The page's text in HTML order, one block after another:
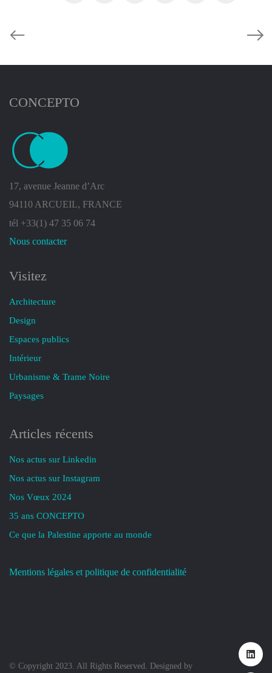
CONCEPTO
17, avenue Jeanne d’Arc
94110 ARCUEIL, FRANCE
tél +33(1) 47 35 06 74
Nous contacter
Visitez
Architecture
Design
Espaces publics
Intérieur
Urbanisme & Trame Noire
Paysages
Articles récents
Nos actus sur Linkedin
Nos actus sur Instagram
Nos Vœux 2024
35 ans CONCEPTO
Ce que la Palestine apporte au monde
Mentions légales et politique de confidentialité
© Copyright 2023. All Rights Reserved. Designed by